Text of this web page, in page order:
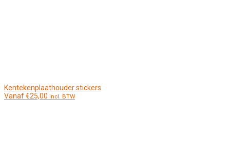
Kentekenplaathouder stickers
Vanaf€25,00 incl. BTW